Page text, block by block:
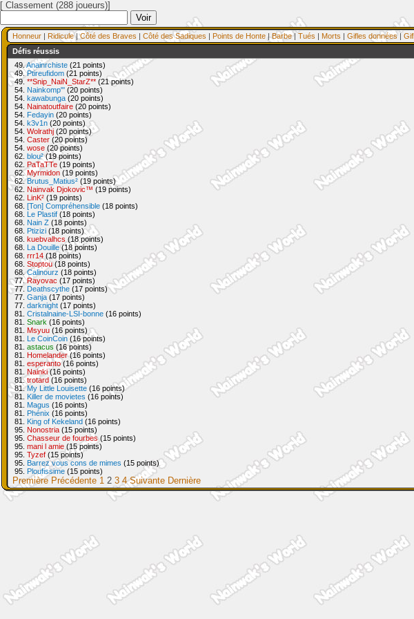
[ Classement (288 joueurs)]
Honneur | Ridicule|Côté des Braves | Côté des Sadiques | Points de Honte |Barbe| Tués | Morts | Gifles données |
Défis réussis
49.Anainrchiste (21 points)
49.Ptireufidom (21 points)
49. **Snip_NaiN_StarZ** (21 points)
54. Nainkomp"' (20 points)
54. kawabunga (20 points)
54. Nainatoutfaire (20 points)
54. Fedayin (20 points)
54. k3v1n (20 points)
54. Wolrathj (20 points)
54. Caster (20 points)
54. wose (20 points)
62. blou²(19 points)
62. PaTaTTe (19 points)
62.Myrmidon (19 points)
62.Brutus_Matius² (19 points)
62. Nainvak Djokovic™ (19 points)
62. LinK² (19 points)
68. [Ton] Compréhensible (18 points)
68. Le Plastif (18 points)
68. Nain Z (18 points)
68. Ptizizi (18 points)
68. kuebvalhcs (18 points)
68. La Douille(18 points)
68. rrr14 (18 points)
68. Stoptou (18 points)
68.Calinourz (18 points)
77.Rayovac (17 points)
77. Deathscythe (17 points)
77. Ganja (17 points)
77. darknight (17 points)
81. Cristalnaine-LSI-bonne (16 points)
81. Snark (16 points)
81. Msyuu (16 points)
81. Le CoinCoin (16 points)
81. astacus (16 points)
81. Homelander(16 points)
81. esperanto(16 points)
81. Nainki(16 points)
81.trotard (16 points)
81.My Little Louisette (16 points)
81. Killer de movietes (16 points)
81. Magus (16 points)
81. Phénix (16 points)
81. King of Kekeland (16 points)
95. Nonostria (15 points)
95. Chasseur de fourbes(15 points)
95. mani l amie (15 points)
95. Tyzef (15 points)
95. Barrez vous cons de mimes (15 points)
95. Ploufissime (15 points)
Première Précédente 1 2 3 4 Suivante Dernière